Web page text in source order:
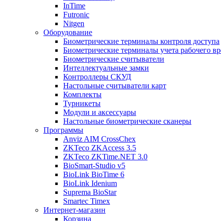
InTime
Futronic
Nitgen
Оборудование
Биометрические терминалы контроля доступа
Биометрические терминалы учета рабочего
Биометрические считыватели
Интеллектуальные замки
Контроллеры СКУД
Настольные считыватели карт
Комплекты
Турникеты
Модули и аксессуары
Настольные биометрические сканеры
Программы
Anviz AIM CrossChex
ZKTeco ZKAccess 3.5
ZKTeco ZKTime.NET 3.0
BioSmart-Studio v5
BioLink BioTime 6
BioLink Idenium
Suprema BioStar
Smartec Timex
Интернет-магазин
Корзина